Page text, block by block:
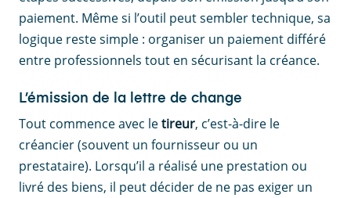
paiement. Même si l’outil peut sembler technique, sa
logique reste simple : organiser un paiement différé
entre professionnels tout en sécurisant la créance.
L’émission de la lettre de change
Tout commence avec letireur, c’est-à-dire le
créancier (souvent un fournisseur ou un
prestataire). Lorsqu’il a réalisé une prestation ou
livré des biens, il peut décider de ne pas exiger un